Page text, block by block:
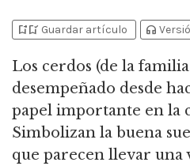
bookmark_addbookmark_added Guardar artículo headphones
Los cerdos (de la
desempeñado desde
papel importante en la
Simbolizan la buena
que parecen llevar una